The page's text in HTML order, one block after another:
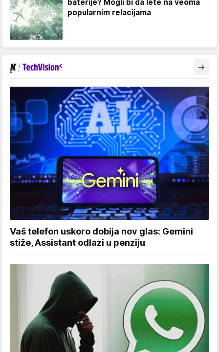
baterije? Mogli bi da lete na veoma
popularnim relacijama
Vaš telefon uskoro dobija nov glas: Gemini
stiže, Assistant odlazi u penziju